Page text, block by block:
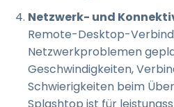
Netzwerk- und
Remote-Desktop-
Netzwerkproblemen
Geschwindigkeiten,
Schwierigkeiten beim
Splashtop ist für